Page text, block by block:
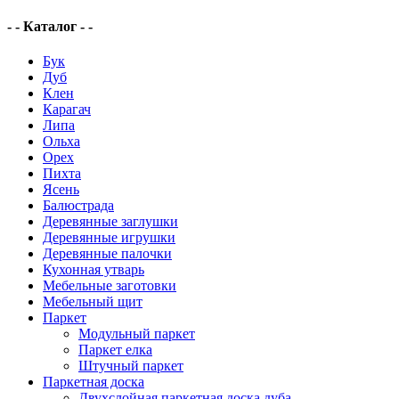
- - Каталог - -
Бук
Дуб
Клен
Карагач
Липа
Ольха
Орех
Пихта
Ясень
Балюстрада
Деревянные заглушки
Деревянные игрушки
Деревянные палочки
Кухонная утварь
Мебельные заготовки
Мебельный щит
Паркет
Модульный паркет
Паркет елка
Штучный паркет
Паркетная доска